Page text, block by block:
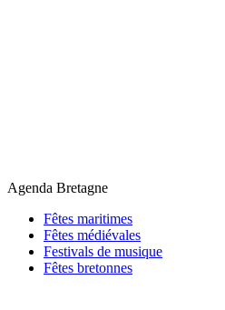
Agenda Bretagne
Fêtes maritimes
Fêtes médiévales
Festivals de musique
Fêtes bretonnes